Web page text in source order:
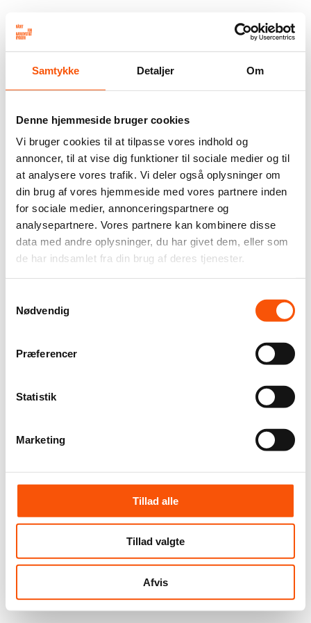
Samtykke Detaljer Om
Denne hjemmeside bruger cookies
Vi bruger cookies til at tilpasse vores indhold og
annoncer, til at vise dig funktioner til sociale medier og til
at analysere vores trafik. Vi deler også oplysninger om
din brug af vores hjemmeside med vores partnere inden
for sociale medier, annonceringspartnere og
analysepartnere. Vores partnere kan kombinere disse
data med andre oplysninger, du har givet dem, eller som
de har indsamlet fra din brug af deres tjenester.
Nødvendig
Præferencer
Statistik
Marketing
Tillad alle
Tillad valgte
Afvis